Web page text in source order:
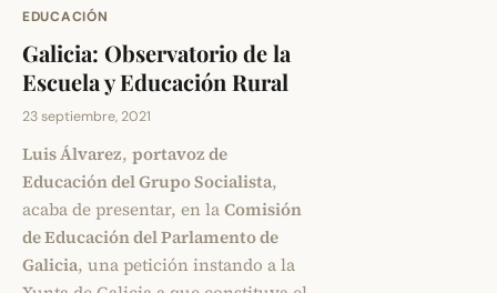
EDUCACIÓN
Galicia: Observatorio de la
Escuela y Educación Rural
23 septiembre, 2021
Luis Álvarez, portavoz de
Educación del Grupo Socialista,
acaba de presentar, en laComisión
de Educación del Parlamento de
Galicia, una petición instando a la